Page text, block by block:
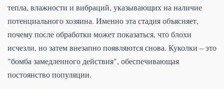
тепла, влажности и вибраций, указывающих на наличие
потенциального хозяина. Именно эта стадия объясняет,
почему после обработки может показаться, что блохи
исчезли, но затем внезапно появляются снова. Куколки – это
"бомба замедленного действия", обеспечивающая
постоянство популяции.